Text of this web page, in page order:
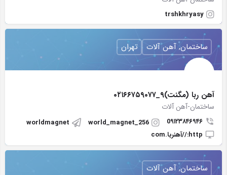
trshkhryasy
آهن ربا (مگنت)۹_۰۲۱۶۶۷۵۹۰۷۷
ساختمان-آهن آلات
0۹۱۲۳۸۴۶۹۴۶ world_magnet_256
worldmagnet
http://آهنربا.com
ساختمان, آهن آلات تهران
ساختمان, آهن آلات